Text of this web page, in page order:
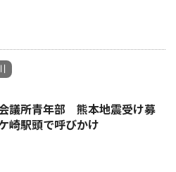
議所青年部 熊本地震受け募
崎駅頭で呼びかけ